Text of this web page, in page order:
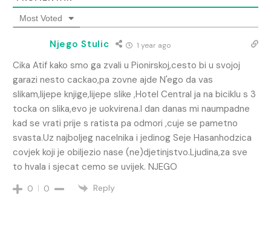
Most Voted
Njego Stulic 1 year ago
Cika Atif kako smo ga zvali u Pionirskoj,cesto bi u svojoj
garazi nesto cackao,pa zovne ajde N'ego da vas
slikam,lijepe knjige,lijepe slike ,Hotel Central ja na biciklu s 3
tocka on slika,evo je uokvirena.I dan danas mi naumpadne
kad se vrati prije s ratista pa odmori ,cuje se pametno
svasta.Uz najboljeg nacelnika i jedinog Seje Hasanhodzica
covjek koji je obiljezio nase (ne)djetinjstvo.Ljudina,za sve
to hvala i sjecat cemo se uvijek. NJEGO
0 0 Reply